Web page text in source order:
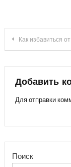
по
записям
Как избавиться от жировика на локтевом
Добавить
Для отправки
Поиск